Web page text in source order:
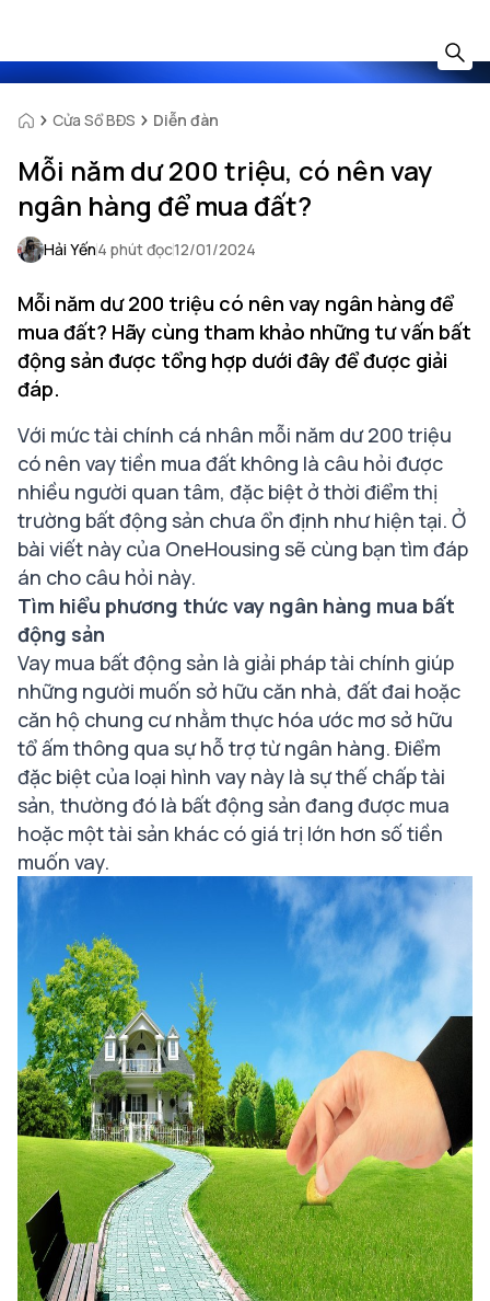
Cửa Sổ BĐS Diễn đàn
Mỗi năm dư 200 triệu, có nên vay
ngân hàng để mua đất?
Hải Yến4 phút đọc12/01/2024
Mỗi năm dư 200 triệu có nên vay ngân hàng để
mua đất? Hãy cùng tham khảo những tư vấn bất
động sản được tổng hợp dưới đây để được giải
đáp.
Với mức tài chính cá nhân mỗi năm dư 200 triệu
có nên vay tiền mua đất không là câu hỏi được
nhiều người quan tâm, đặc biệt ở thời điểm thị
trường bất động sản chưa ổn định như hiện tại. Ở
bài viết này của OneHousing sẽ cùng bạn tìm đáp
án cho câu hỏi này.
Tìm hiểu phương thức vay ngân hàng mua bất
động sản
Vay mua bất động sản là giải pháp tài chính giúp
những người muốn sở hữu căn nhà, đất đai hoặc
căn hộ chung cư nhằm thực hóa ước mơ sở hữu
tổ ấm thông qua sự hỗ trợ từ ngân hàng. Điểm
đặc biệt của loại hình vay này là sự thế chấp tài
sản, thường đó là bất động sản đang được mua
hoặc một tài sản khác có giá trị lớn hơn số tiền
muốn vay.